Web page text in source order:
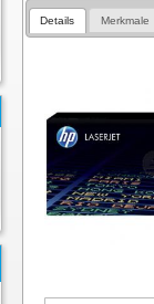
Details Merkmale